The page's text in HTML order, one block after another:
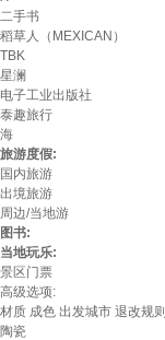
二手书
稻草人（MEXICAN）
TBK
星澜
电子工业出版社
泰趣旅行
海
旅游度假:
国内旅游
出境旅游
周边/当地游
图书:
当地玩乐:
景区门票
高级选项:
材质 成色 出发城市 退改规则
陶瓷